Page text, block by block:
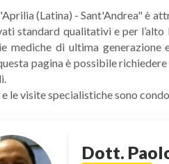
(Latina) - Sant'Andrea" è
standard qualitativi e per
mediche di ultima
pagina è possibile
e le visite specialistiche sono
Dott.